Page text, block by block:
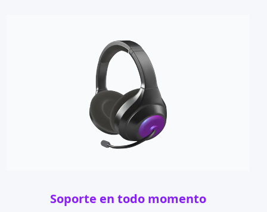
Soporte en todo momento